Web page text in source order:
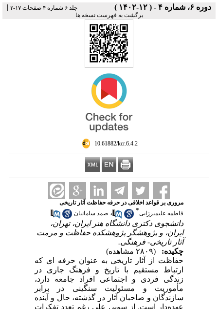
دوره ۶، شماره ۴ - ( ۱۲-۱۴۰۲ ) جلد ۶ شماره ۴ صفحات ۱۷-۲ |
برگشت به فهرست نسخه ها
‎ 10.61882/kcr.6.4.2
مروری بر قواعد اخلاقی در حرفه حفاظت آثار تاریخی
فاطمه علیمیرزایی* ، صمد سامانیان
دانشجوی دکتری دانشگاه هنر ایران، تهران،
ایران، و پژوهشگر پژوهشکده حفاظت و مرمت
آثار تاریخی- فرهنگی.
چکیده:
(۲۸۰۹ مشاهده)
حفاظت از آثار تاریخی به عنوان حرفه ای که
ارتباط مستقیم با تاریخ و فرهنگ جاری در
زندگی فردی و اجتماعی افراد جامعه دارد،
مأموریت و مسئولیت سنگینی در برابر
سازندگان و صاحبان آثار در گذشته، حال و آینده
عهده‌دار است. از سویی علی رغم تعدد تفکرات